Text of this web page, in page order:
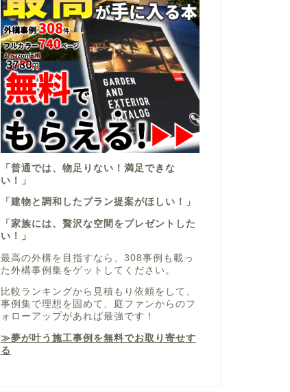
「普通では、物足りない！満足できな
い！」
「建物と調和したプラン提案がほしい！」
「家族には、贅沢な空間をプレゼントした
い！」
最高の外構を目指すなら、308事例も載っ
た外構事例集をゲットしてください。
比較ランキングから見積もり依頼をして、
事例集で理想を固めて、庭ファンからのフ
ォローアップがあれば最強です！
≫夢が叶う施工事例を無料でお取り寄せす
る